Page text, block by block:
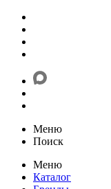
Меню
Поиск
Меню
Каталог